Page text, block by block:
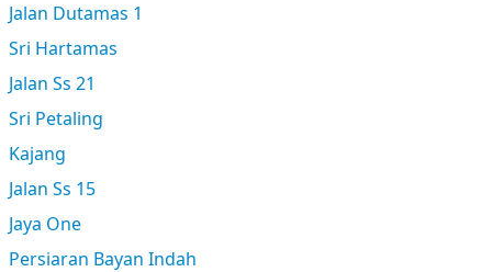
Jalan Dutamas 1
Sri Hartamas
Jalan Ss 21
Sri Petaling
Kajang
Jalan Ss 15
Jaya One
Persiaran Bayan Indah